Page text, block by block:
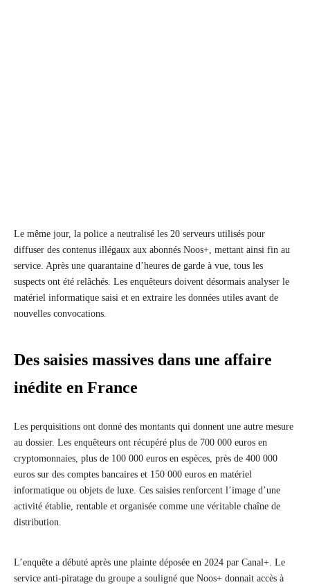
Le même jour, la police a neutralisé les 20 serveurs utilisés pour
diffuser des contenus illégaux aux abonnés Noos+, mettant ainsi fin au
service. Après une quarantaine d’heures de garde à vue, tous les
suspects ont été relâchés. Les enquêteurs doivent désormais analyser le
matériel informatique saisi et en extraire les données utiles avant de
nouvelles convocations.
Des saisies massives dans une affaire
inédite en France
Les perquisitions ont donné des montants qui donnent une autre mesure
au dossier. Les enquêteurs ont récupéré plus de 700 000 euros en
cryptomonnaies, plus de 100 000 euros en espèces, près de 400 000
euros sur des comptes bancaires et 150 000 euros en matériel
informatique ou objets de luxe. Ces saisies renforcent l’image d’une
activité établie, rentable et organisée comme une véritable chaîne de
distribution.
L’enquête a débuté après une plainte déposée en 2024 par Canal+. Le
service anti-piratage du groupe a souligné que Noos+ donnait accès à